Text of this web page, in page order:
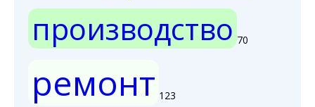
производство 70
ремонт 123